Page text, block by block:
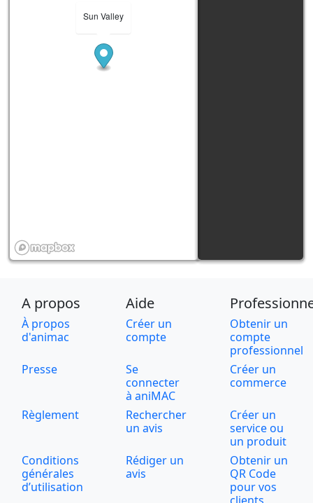
Sun Valley
A propos Aide
À propos
d'animac
Créer un
compte
Obtenir un
compte
professionnel
Presse
Se
connecter
à aniMAC
Créer un
commerce
Règlement
Rechercher
un avis
Créer un
service ou
un produit
Conditions
générales
d’utilisation
Rédiger un
avis
Obtenir un
QR Code
pour vos